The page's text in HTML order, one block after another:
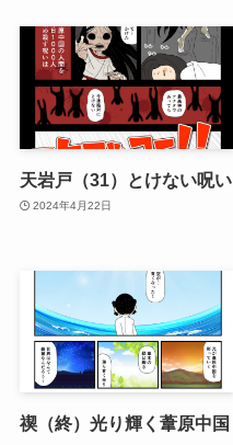
天岩戸（31）とけない呪い
2024年4月22日
禊（終）光り輝く葦原中国